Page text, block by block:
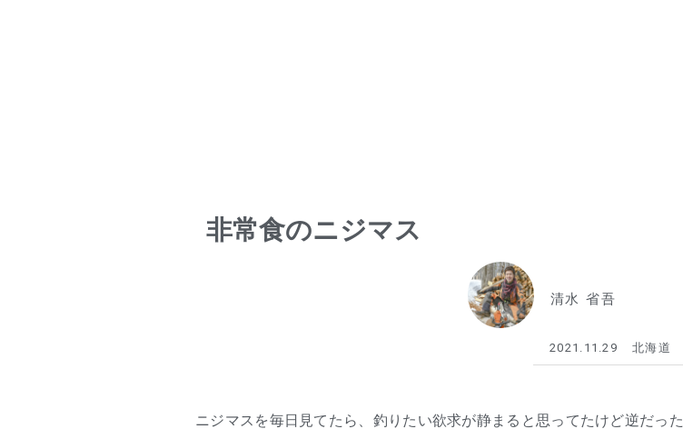
非常食のニジマス
清水 省吾
2021.11.29 北海道
ニジマスを毎日見てたら、釣りたい欲求が静まると思ってたけど逆だった